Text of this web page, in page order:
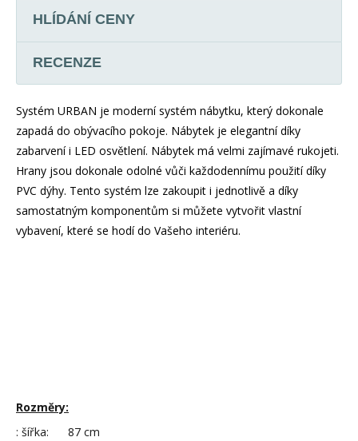
HLÍDÁNÍ CENY
RECENZE
Systém URBAN je moderní systém nábytku, který dokonale
zapadá do obývacího pokoje. Nábytek je elegantní díky
zabarvení i LED osvětlení. Nábytek má velmi zajímavé rukojeti.
Hrany jsou dokonale odolné vůči každodennímu použití díky
PVC dýhy. Tento systém lze zakoupit i jednotlivě a díky
samostatným komponentům si můžete vytvořit vlastní
vybavení, které se hodí do Vašeho interiéru.
Rozměry:
: šířka: 87 cm